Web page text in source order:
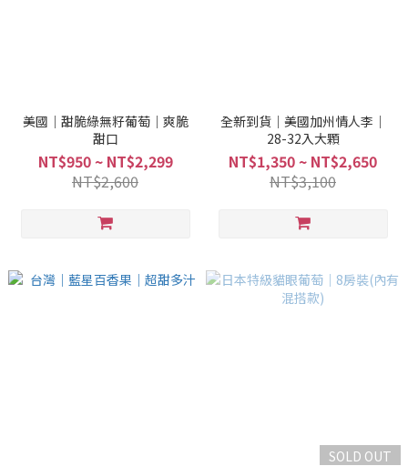
美國｜甜脆綠無籽葡萄｜爽脆
甜口
NT$950 ~ NT$2,299
NT$2,600
全新到貨｜美國加州情人李｜
28-32入大顆
NT$1,350 ~ NT$2,650
NT$3,100
SOLD OUT